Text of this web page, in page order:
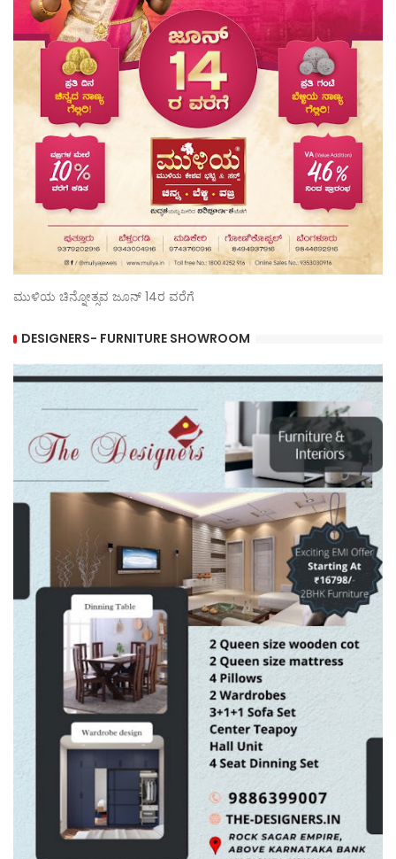
ಮುಳಿಯ ಚಿನ್ನೋತ್ಸವ ಜೂನ್ 14ರ ವರೆಗೆ
DESIGNERS- FURNITURE SHOWROOM